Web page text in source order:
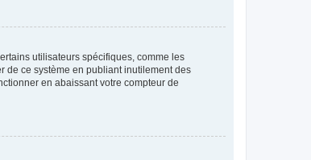
utilisateurs spécifiques, comme les
de ce système en publiant inutilement des
en abaissant votre compteur de